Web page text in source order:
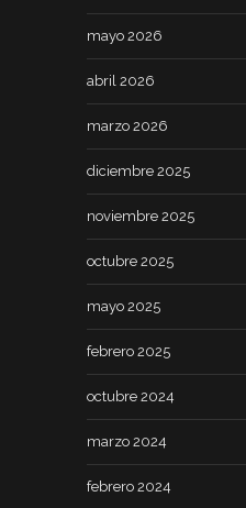
mayo 2026
abril 2026
marzo 2026
diciembre 2025
noviembre 2025
octubre 2025
mayo 2025
febrero 2025
octubre 2024
marzo 2024
febrero 2024